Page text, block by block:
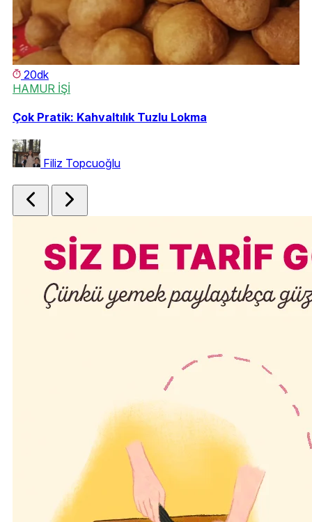
20dk
HAMUR İŞİ
Çok Pratik: Kahvaltılık Tuzlu Lokma
Filiz Topcuoğlu